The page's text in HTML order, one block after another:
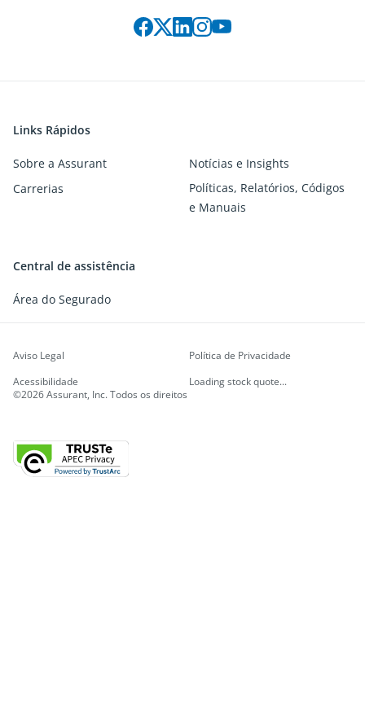
Links Rápidos
Sobre a Assurant
Notícias e Insights
Carrerias
Políticas, Relatórios, Códigos
e Manuais
Central de assistência
Área do Segurado
©2026 Assurant, Inc. Todos os direitos
Aviso Legal
Política de Privacidade
Acessibilidade
Loading stock quote...